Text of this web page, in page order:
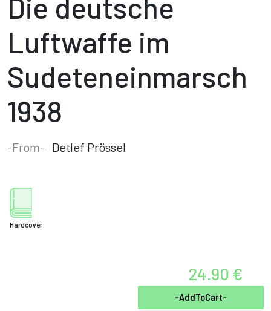
Die deutsche
Luftwaffe im
Sudeteneinmarsch
1938
-From- Detlef Prössel
Hardcover
24.90 €
-AddToCart-